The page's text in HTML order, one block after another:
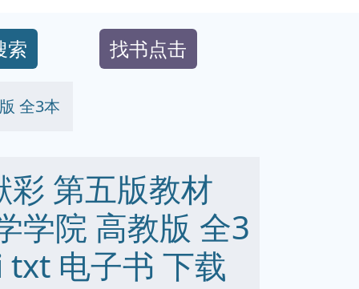
索 找书点击
全3本
第五版教材
学院 高教版 全3
电子书 下载